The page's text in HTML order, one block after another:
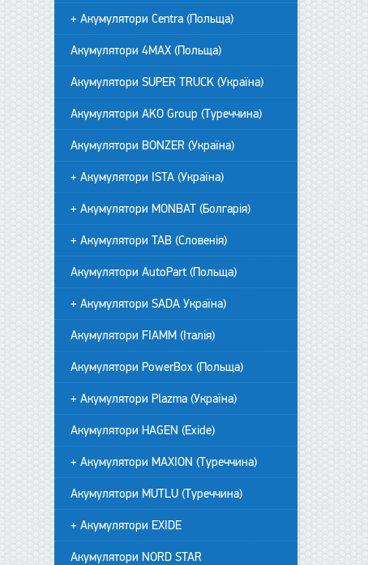
+ Акумулятори Centra (Польща)
Акумулятори 4MAX (Польща)
Акумулятори SUPER TRUCK (Україна)
Акумулятори AKO Group (Туреччина)
Акумулятори BONZER (Україна)
+ Акумулятори ISTA (Україна)
+ Акумулятори MONBAT (Болгарія)
+ Акумулятори TAB (Словенія)
Акумулятори AutoPart (Польща)
+ Акумулятори SADA Україна)
Акумулятори FIAMM (Італія)
Акумулятори PowerBox (Польща)
+ Акумулятори Plazma (Україна)
Акумулятори HAGEN (Exide)
+ Акумулятори MAXION (Туреччина)
Акумулятори MUTLU (Туреччина)
+ Акумулятори EXIDE
Акумулятори NORD STAR